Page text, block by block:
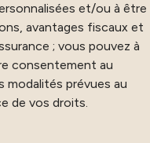
et/ou à être
avantages fiscaux et
; vous pouvez à
consentement au
modalités prévues au
de vos droits.